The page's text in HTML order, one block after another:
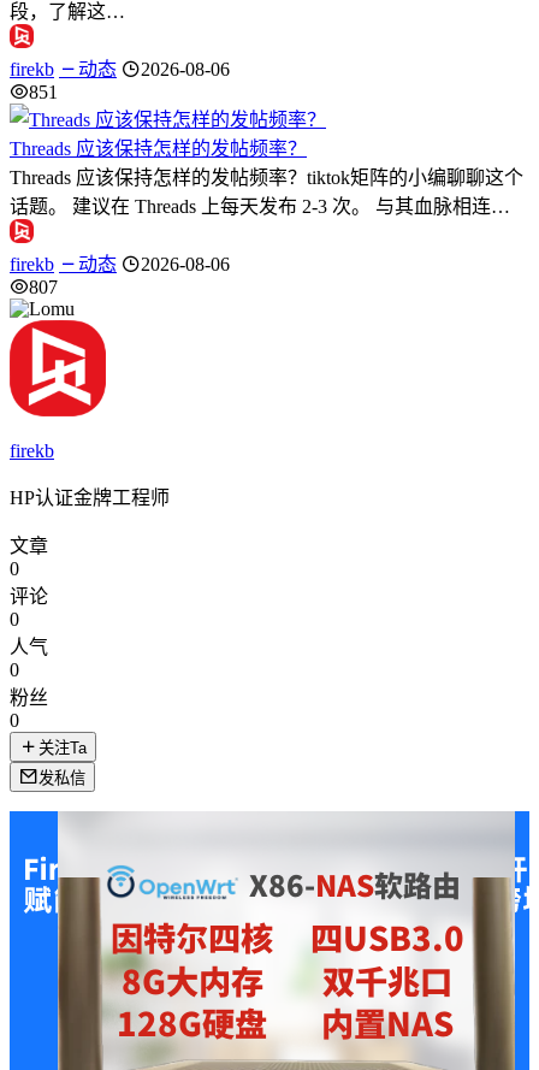
段，了解这…
firekb 动态
2026-08-06
851
Threads 应该保持怎样的发帖频率？
Threads 应该保持怎样的发帖频率？tiktok矩阵的小编聊聊这个
话题。 建议在 Threads 上每天发布 2-3 次。 与其血脉相连…
firekb 动态
2026-08-06
807
firekb
HP认证金牌工程师
文章
0
评论
0
人气
0
粉丝
0
关注Ta
发私信